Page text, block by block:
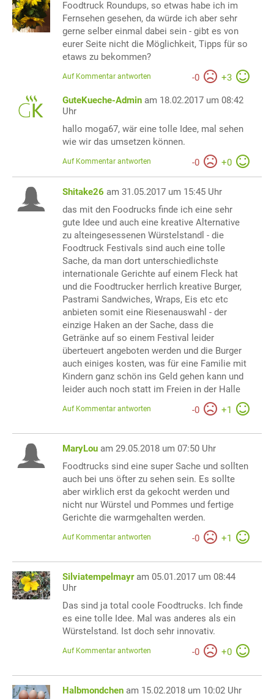
Foodtruck Roundups, so etwas habe ich im
Fernsehen gesehen, da würde ich aber sehr
gerne selber einmal dabei sein - gibt es von
eurer Seite nicht die Möglichkeit, Tipps für so
etaws zu bekommen?
-0 +3
Auf Kommentar antworten
GuteKueche-Admin am 18.02.2017 um 08:42
Uhr
hallo moga67, wär eine tolle Idee, mal sehen
wie wir das umsetzen können.
-0 +0
Auf Kommentar antworten
Shitake26 am 31.05.2017 um 15:45 Uhr
das mit den Foodrucks finde ich eine sehr
gute Idee und auch eine kreative Alternative
zu alteingesessenen Würstelstandl - die
Foodtruck Festivals sind auch eine tolle
Sache, da man dort unterschiedlichste
internationale Gerichte auf einem Fleck hat
und die Foodtrucker herrlich kreative Burger,
Pastrami Sandwiches, Wraps, Eis etc etc
anbieten somit eine Riesenauswahl - der
einzige Haken an der Sache, dass die
Getränke auf so einem Festival leider
überteuert angeboten werden und die Burger
auch einiges kosten, was für eine Familie mit
Kindern ganz schön ins Geld gehen kann und
leider auch noch statt im Freien in der Halle
-0 +1
Auf Kommentar antworten
MaryLou am 29.05.2018 um 07:50 Uhr
Foodtrucks sind eine super Sache und sollten
auch bei uns öfter zu sehen sein. Es sollte
aber wirklich erst da gekocht werden und
nicht nur Würstel und Pommes und fertige
Gerichte die warmgehalten werden.
-0 +1
Auf Kommentar antworten
Silviatempelmayr am 05.01.2017 um 08:44
Uhr
Das sind ja total coole Foodtrucks. Ich finde
es eine tolle Idee. Mal was anderes als ein
Würstelstand. Ist doch sehr innovativ.
-0 +0
Auf Kommentar antworten
Halbmondchen am 15.02.2018 um 10:02 Uhr